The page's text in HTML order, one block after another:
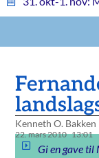
Kenneth O. Bakken
22. mars 2010 13:01
Gi en gave